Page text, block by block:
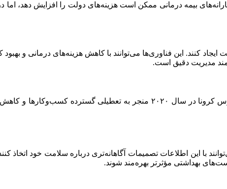
بیمه درمانی ممکن است هزینه‌های دولت را افزایش دهد،
کنند. این فناوری‌ها می‌توانند با کاهش هزینه‌های درمانی و بهبود
مدیریت دقیق است.
بیماری‌ها و اپیدمی‌ها می‌توانند تأثیرات گسترده‌ای بر اقتصاد داشته باشند. به عنوان مثال، شیوع ویروس کرونا
با این اطلاعات تصمیمات آگاهانه‌تری درباره سلامت خود اتخاذ
بهداشتی مؤثرتر بهره‌مند شوند.